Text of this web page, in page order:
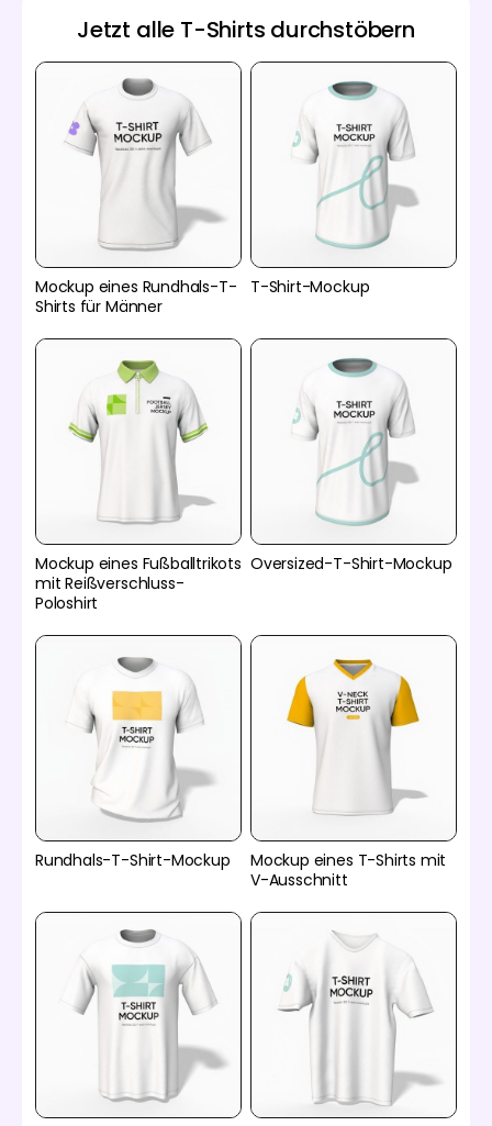
Jetzt alle T-Shirts durchstöbern
Mockup eines Rundhals-T-
Shirts für Männer
T-Shirt-Mockup
Mockup eines Fußballtrikots
mit Reißverschluss-
Poloshirt
Oversized-T-Shirt-Mockup
Rundhals-T-Shirt-Mockup
Mockup eines T-Shirts mit
V-Ausschnitt